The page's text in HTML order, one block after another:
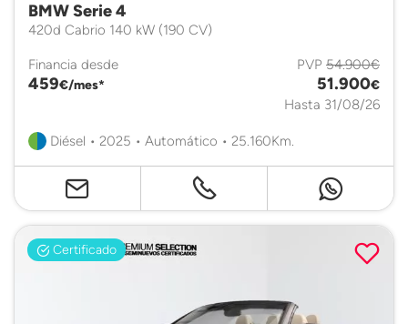
BMW Serie 4
420d Cabrio 140 kW (190 CV)
Financia desde
459€/mes*
PVP 54.900€
51.900€
Hasta 31/08/26
Diésel • 2025 • Automático • 25.160Km.
Certificado